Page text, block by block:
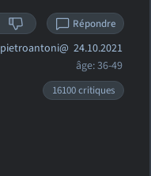
Répondre
pietroantoni@ 24.10.2021
âge: 36-49
16100 critiques